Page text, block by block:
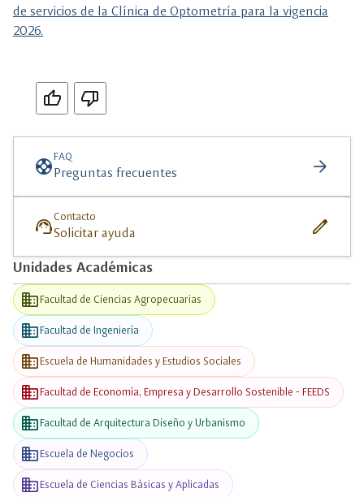
de servicios de la Clínica de Optometría para la vigencia
2026.
Si No
supportFAQ
Preguntas frecuentes arrow_forward
support_agent Contacto
Solicitar ayuda edit
Unidades Académicas
businessFacultad de Ciencias Agropecuarias
businessFacultad de Ingeniería
businessEscuela de Humanidades y Estudios Sociales
businessFacultad de Economía, Empresa y Desarrollo Sostenible - FEEDS
businessFacultad de Arquitectura Diseño y Urbanismo
businessEscuela de Negocios
businessEscuela de Ciencias Básicas y Aplicadas